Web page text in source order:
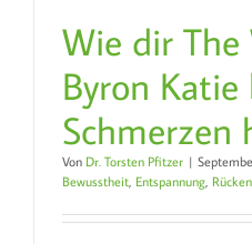
Wie dir The
Byron Katie
Schmerzen
Von Dr. Torsten Pfitzer |
Bewusstheit, Entspannung,